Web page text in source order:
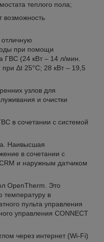
теплого пола;
возможность
при помощи
ГВС (24 кВт – 14 л/мин.
Δt 25°C; 28 кВт – 19,5
узлов для
и очистки
в сочетании с системой
Наивысшая
в сочетании с
и наружным датчиком
OpenTherm. Это
температуру в
пульта управления
управления CONNECT
через интернет (Wi-Fi)